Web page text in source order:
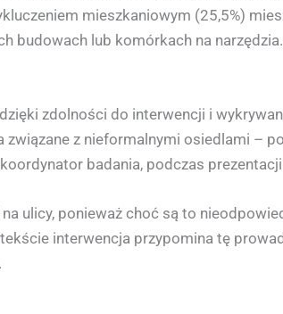
mieszkaniowym (25,5%)
budowach lub komórkach na
zdolności do interwencji i
z nieformalnymi osiedlami –
badania, podczas
ulicy, ponieważ choć są to
interwencja przypomina tę